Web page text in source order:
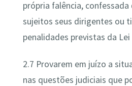
própria falência, confessada
sujeitos seus dirigentes ou
penalidades previstas da Lei
2.7 Provarem em juízo a
nas questões judiciais que